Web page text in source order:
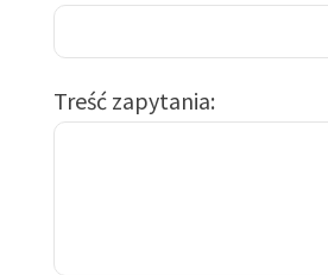
Treść zapytania